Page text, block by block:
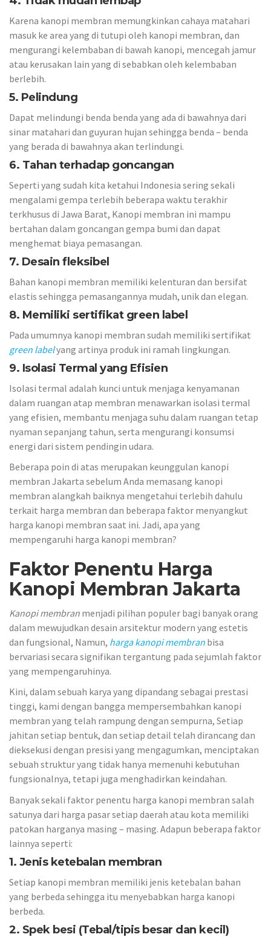
Karena kanopi membran memungkinkan cahaya matahari
masuk ke area yang di tutupi oleh kanopi membran, dan
mengurangi kelembaban di bawah kanopi, mencegah jamur
atau kerusakan lain yang di sebabkan oleh kelembaban
berlebih.
5. Pelindung
Dapat melindungi benda benda yang ada di bawahnya dari
sinar matahari dan guyuran hujan sehingga benda – benda
yang berada di bawahnya akan terlindungi.
6. Tahan terhadap goncangan
Seperti yang sudah kita ketahui Indonesia sering sekali
mengalami gempa terlebih beberapa waktu terakhir
terkhusus di Jawa Barat, Kanopi membran ini mampu
bertahan dalam goncangan gempa bumi dan dapat
menghemat biaya pemasangan.
7. Desain fleksibel
Bahan kanopi membran memiliki kelenturan dan bersifat
elastis sehingga pemasangannya mudah, unik dan elegan.
8. Memiliki sertifikat green label
Pada umumnya kanopi membran sudah memiliki sertifikat
green labelyang artinya produk ini ramah lingkungan.
9. Isolasi Termal yang Efisien
Isolasi termal adalah kunci untuk menjaga kenyamanan
dalam ruangan atap membran menawarkan isolasi termal
yang efisien, membantu menjaga suhu dalam ruangan tetap
nyaman sepanjang tahun, serta mengurangi konsumsi
energi dari sistem pendingin udara.
Beberapa poin di atas merupakan keunggulan kanopi
membran Jakarta sebelum Anda memasang kanopi
membran alangkah baiknya mengetahui terlebih dahulu
terkait harga membran dan beberapa faktor menyangkut
harga kanopi membran saat ini. Jadi, apa yang
mempengaruhi harga kanopi membran?
Faktor Penentu Harga
Kanopi Membran Jakarta
Kanopi membran menjadi pilihan populer bagi banyak orang
dalam mewujudkan desain arsitektur modern yang estetis
dan fungsional, Namun, harga kanopi membran bisa
bervariasi secara signifikan tergantung pada sejumlah faktor
yang mempengaruhinya.
Kini, dalam sebuah karya yang dipandang sebagai prestasi
tinggi, kami dengan bangga mempersembahkan kanopi
membran yang telah rampung dengan sempurna, Setiap
jahitan setiap bentuk, dan setiap detail telah dirancang dan
dieksekusi dengan presisi yang mengagumkan, menciptakan
sebuah struktur yang tidak hanya memenuhi kebutuhan
fungsionalnya, tetapi juga menghadirkan keindahan.
Banyak sekali faktor penentu harga kanopi membran salah
satunya dari harga pasar setiap daerah atau kota memiliki
patokan harganya masing – masing. Adapun beberapa faktor
lainnya seperti:
1. Jenis ketebalan membran
Setiap kanopi membran memiliki jenis ketebalan bahan
yang berbeda sehingga itu menyebabkan harga kanopi
berbeda.
2. Spek besi (Tebal/tipis besar dan kecil)